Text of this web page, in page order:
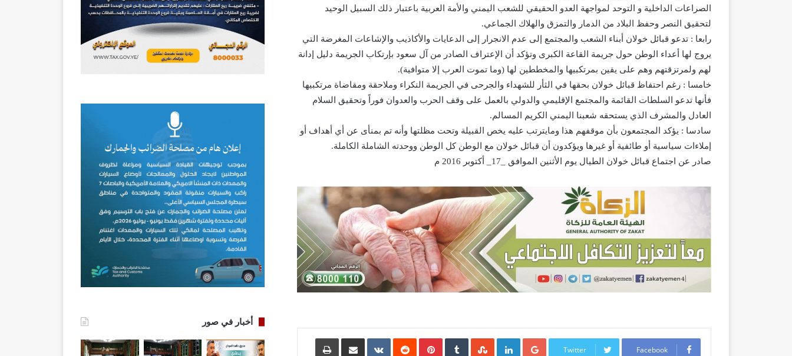
الصراعات الداخلية و التوحد لمواجهة العدو الحقيقي للشعب اليمني والأمة العربية باعتبار ذلك السبيل الوحيد
لتحقيق النصر وحفظ البلاد من الدمار والتمزق والهلاك الجماعي.
رابعا : تدعو قبائل خولان أبناء الشعب والمجتمع إلى عدم الانجرار إلى الدعايات والأكاذيب والإشاعات المغرضة التي
يروج لها أعداء الوطن حول جريمة القاعة الكبرى وتؤكد أن الإعتراف الصادر من آل سعود بإرتكاب الجريمة دليل إدانة
لهم ولمرتزقتهم وهم على يقين بمرتكبيها والمخططين لها (وما تموت العرب إلا متوافية).
خامسا : رغم احتفاظ قبائل خولان بحقها في الثأر للشهداء والجرحى في الجريمة النكراء وملاحقة ومقاضاة مرتكبيها
فأنها تدعو السلطات القائمة والمجتمع الإقليمي والدولي بالعمل على وقف الحرب والعدوان فوراً وتحقيق السلام
العادل والمشرف الذي يستحقه شعبنا اليمني الكريم المسالم.
سادسا : يؤكد المجتمعون بأن موقفهم هذا ومايترتب عليه يخص القبيلة وتحت مظلتها وأنه تم بمنأى عن أي أهداف أو
إملاءات سياسية أو طائفية أو غيرها ويؤكدون أن قبائل خولان مع الوطن كل الوطن ووحدته الشاملة الكاملة.
صادر عن اجتماع قبائل خولان الطيال يوم الأثنين الموافق _17_ أكتوبر 2016 م
Facebook
Twitter
Google+
LinkedIn
‏StumbleUpon
‏VKontakte مشاركة عبر البريد
أخبار في صور